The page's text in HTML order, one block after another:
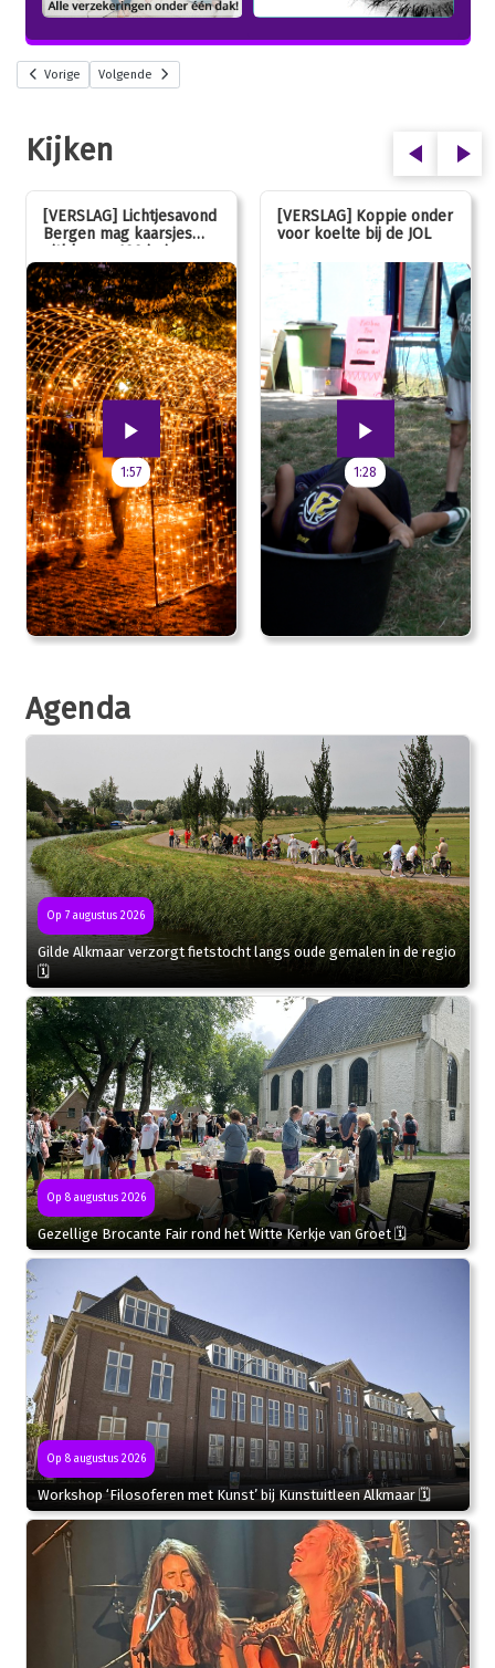
Vorige Volgende
Kijken
[VERSLAG] Lichtjesavond
Bergen mag kaarsjes
uitblazen: 100 jarig
jubileum!
1:57
[VERSLAG] Koppie onder
voor koelte bij de JOL
1:28
Agenda
Op 7 augustus 2026
Gilde Alkmaar verzorgt fietstocht langs oude gemalen in de regio
🗓
Op 8 augustus 2026
Gezellige Brocante Fair rond het Witte Kerkje van Groet 🗓
Op 8 augustus 2026
Workshop ‘Filosoferen met Kunst’ bij Kunstuitleen Alkmaar 🗓